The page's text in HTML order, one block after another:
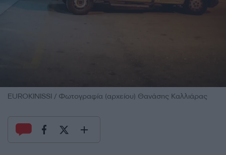
EUROKINISSI / Φωτογραφία (αρχείου) Θανάσης Καλλιάρας